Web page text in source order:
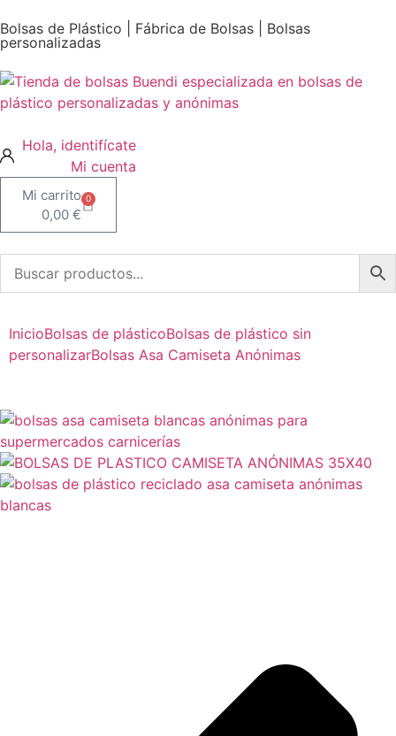
Bolsas de Plástico | Fábrica de Bolsas | Bolsas
personalizadas
Mi cuenta
0,00 €
0
InicioBolsas de plásticoBolsas de plástico sin
personalizarBolsas Asa Camiseta Anónimas